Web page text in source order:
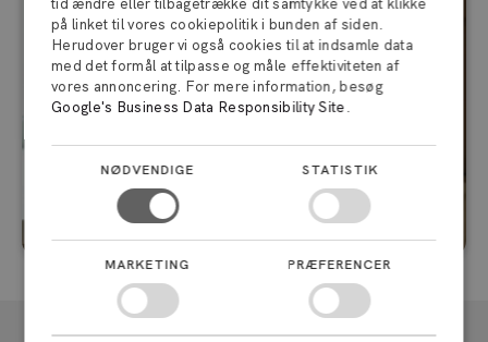
tid ændre eller tilbagetrække dit samtykke ved at klikke
på linket til vores cookiepolitik i bunden af siden.
Herudover bruger vi også cookies til at indsamle data
med det formål at tilpasse og måle effektiviteten af
vores annoncering. For mere information, besøg
Google's Business Data Responsibility Site.
NØDVENDIGE STATISTIK
MARKETING PRÆFERENCER